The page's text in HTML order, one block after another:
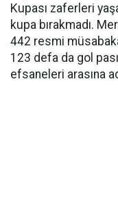
Kupası zaferleri
kupa bırakmadı.
442 resmi
123 defa da gol
efsaneleri arasına